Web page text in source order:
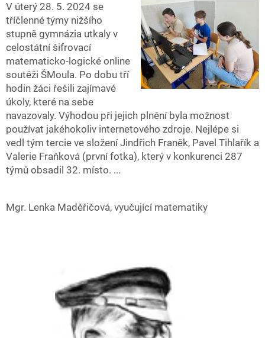
V úterý 28. 5. 2024 se
tříčlenné týmy nižšího
stupně gymnázia utkaly v
celostátní šifrovací
matematicko-logické online
soutěži ŠMoula. Po dobu tří
hodin žáci řešili zajímavé
úkoly, které na sebe
navazovaly. Výhodou při jejich plnění byla možnost
používat jakéhokoliv internetového zdroje. Nejlépe si
vedl tým tercie ve složení Jindřich Franěk, Pavel Tihlařík a
Valerie Fraňková (první fotka), který v konkurenci 287
týmů obsadil 32. místo. ...
Mgr. Lenka Maděřičová, vyučující matematiky